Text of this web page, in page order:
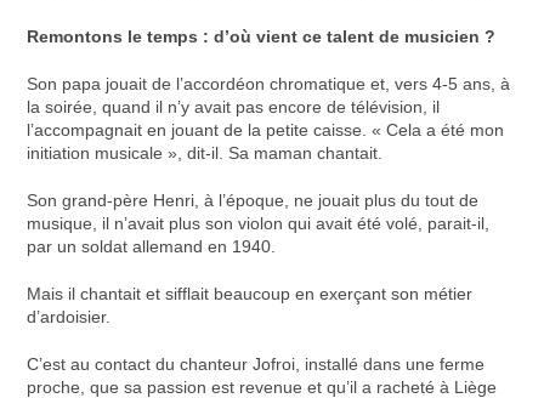
Remontons le temps : d’où vient ce talent de musicien ?
Son papa jouait de l’accordéon chromatique et, vers 4-5 ans, à
la soirée, quand il n’y avait pas encore de télévision, il
l’accompagnait en jouant de la petite caisse. « Cela a été mon
initiation musicale », dit-il. Sa maman chantait.
Son grand-père Henri, à l’époque, ne jouait plus du tout de
musique, il n’avait plus son violon qui avait été volé, parait-il,
par un soldat allemand en 1940.
Mais il chantait et sifflait beaucoup en exerçant son métier
d’ardoisier.
C’est au contact du chanteur Jofroi, installé dans une ferme
proche, que sa passion est revenue et qu’il a racheté à Liège